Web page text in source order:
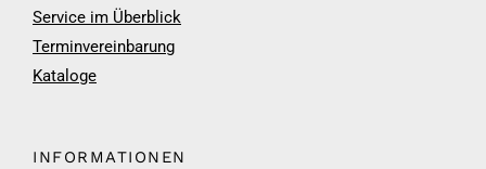
Service im Überblick
Terminvereinbarung
Kataloge
INFORMATIONEN